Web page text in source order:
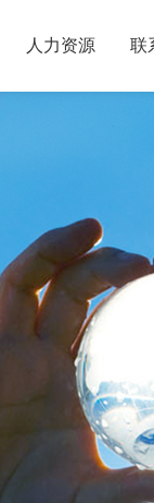
人力资源 联